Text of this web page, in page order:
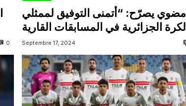
0
مضوي يصرّح: “أتمنى التوفيق لممثلي
Septembre 17, 2024